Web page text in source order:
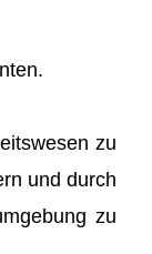
zu
und durch
zu